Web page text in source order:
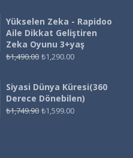
Yükselen Zeka - Rapidoo
Aile Dikkat Geliştiren
Zeka Oyunu 3+yaş
₺1,490.00 ₺1,290.00
Siyasi Dünya Küresi(360
Derece Dönebilen)
₺1,749.90 ₺1,599.00